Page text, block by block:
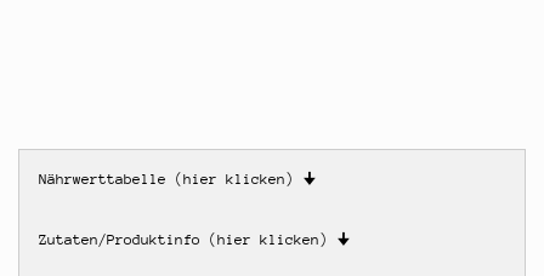
Nährwerttabelle (hier klicken) 🠋
Zutaten/Produktinfo (hier klicken) 🠋